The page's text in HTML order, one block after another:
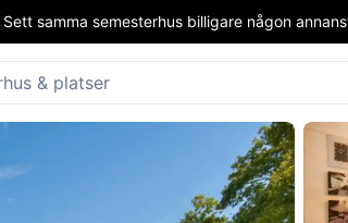
Sett samma semesterhus billigare någon